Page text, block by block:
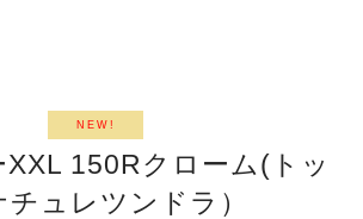
NEW!
150Rクローム(トッ
チュレツンドラ）